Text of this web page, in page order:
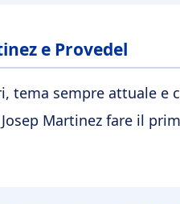
e Provedel
sempre attuale e
Martinez fare il